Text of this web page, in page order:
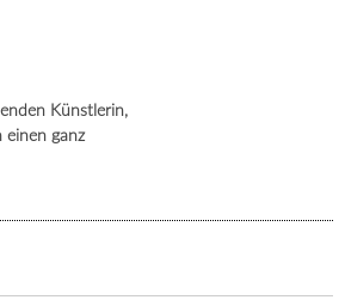
Künstlerin,
einen ganz